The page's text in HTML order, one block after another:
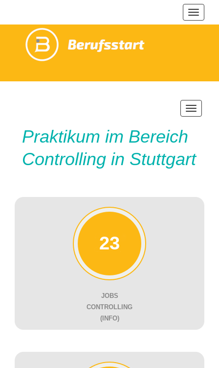
ein-/
Praktikum im Bereich
Controlling in Stuttgart
23
JOBS
CONTROLLING
(INFO)